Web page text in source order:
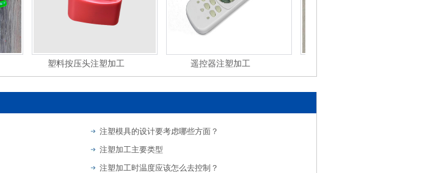
塑料按压头注塑加工 遥控器注塑加工
注塑模具的设计要考虑哪些方面？
注塑加工主要类型
注塑加工时温度应该怎么去控制？